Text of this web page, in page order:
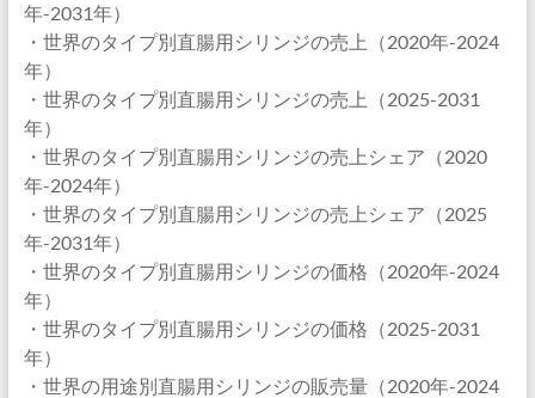
年-2031年）
・世界のタイプ別直腸用シリンジの売上（2020年-2024
年）
・世界のタイプ別直腸用シリンジの売上（2025-2031
年）
・世界のタイプ別直腸用シリンジの売上シェア（2020
年-2024年）
・世界のタイプ別直腸用シリンジの売上シェア（2025
年-2031年）
・世界のタイプ別直腸用シリンジの価格（2020年-2024
年）
・世界のタイプ別直腸用シリンジの価格（2025-2031
年）
・世界の用途別直腸用シリンジの販売量（2020年-2024